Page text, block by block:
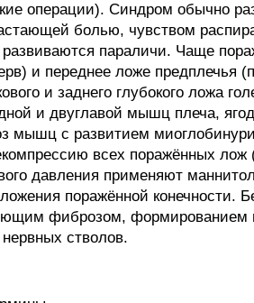
операции). Синдром обычно
болью, чувством
параличи. Чаще
и переднее ложе предплечья
и заднего глубокого ложа
и двуглавой мышц плеча,
с развитием
всех поражённых
давления применяют
поражённой конечности.
фиброзом, формированием
стволов.